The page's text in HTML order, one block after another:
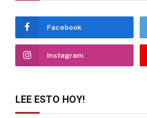
Facebook
Instagram
LEE ESTO HOY!